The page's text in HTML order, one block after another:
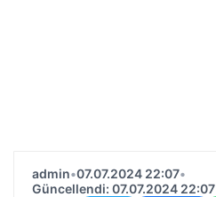
admin•07.07.2024 22:07•
Güncellendi: 07.07.2024 22:07